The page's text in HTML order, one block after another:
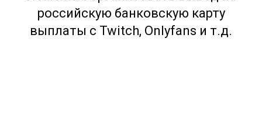
российскую банковскую карту
выплаты с Twitch, Onlyfans и т.д.